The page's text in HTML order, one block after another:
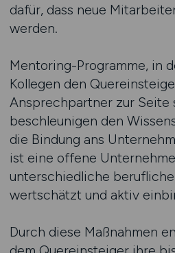
dafür, dass neue
werden.
Mentoring-Programme, in
Kollegen den
Ansprechpartner zur Seite
beschleunigen den
die Bindung ans
ist eine offene
unterschiedliche
wertschätzt und aktiv
Durch diese Maßnahmen